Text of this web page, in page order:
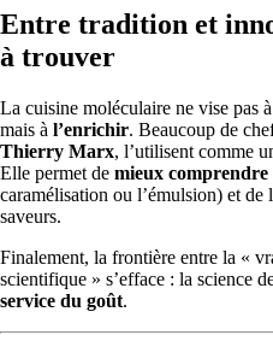
Entre tradition et
à trouver
La cuisine moléculaire ne vise pas
mais à l’enrichir. Beaucoup de
Thierry Marx, l’utilisent comme
Elle permet de mieux comprendre
caramélisation ou l’émulsion) et
saveurs.
Finalement, la frontière entre la «
scientifique » s’efface : la science
service du goût.